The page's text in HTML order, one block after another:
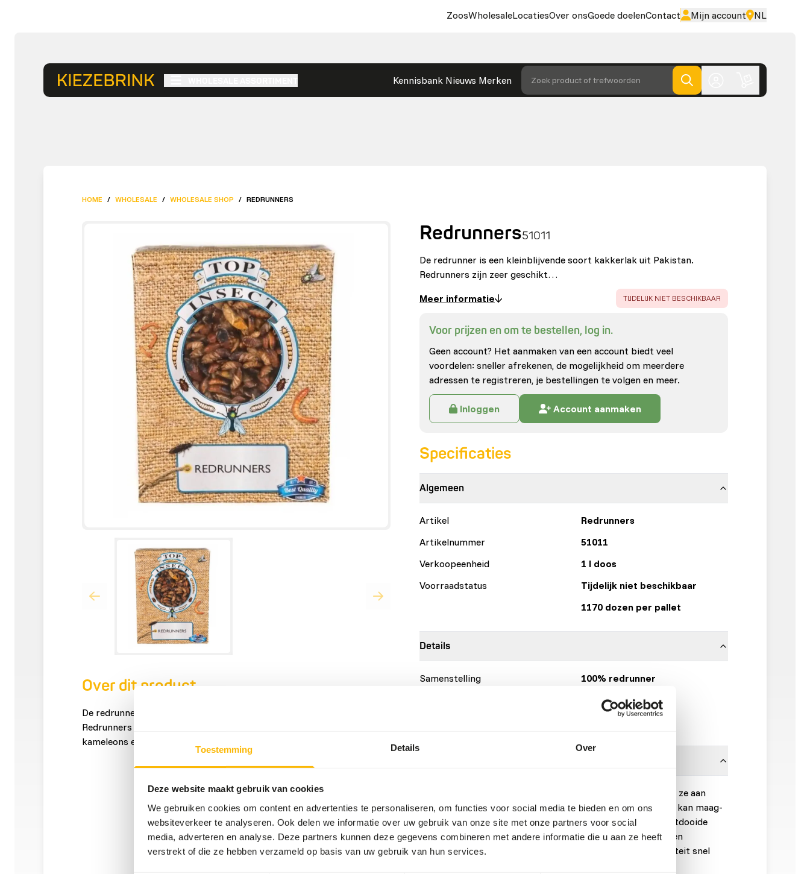
Toestemming Details Over
Deze website maakt gebruik van cookies
We gebruiken cookies om content en advertenties te personaliseren, om functies voor social media te bieden en om ons
websiteverkeer te analyseren. Ook delen we informatie over uw gebruik van onze site met onze partners voor social
media, adverteren en analyse. Deze partners kunnen deze gegevens combineren met andere informatie die u aan ze heeft
verstrekt of die ze hebben verzameld op basis van uw gebruik van hun services.
ZoosWholesaleLocatiesOver onsGoede doelenContact Mijn account NL
Kennisbank Nieuws Merken Zoek product of trefwoorden
HOME / WHOLESALE / WHOLESALE SHOP / REDRUNNERS
Over dit product
De redrunner is een kleinblijvende soort kakkerlak uit Pakistan.
Redrunners zijn zeer geschikt voedsel voor bijvoorbeeld baardagamen,
kameleons en gekko's.
Redrunners51011
De redrunner is een kleinblijvende soort kakkerlak uit Pakistan.
Redrunners zijn zeer geschikt…
Meer informatie
ERROR :
TIJDELIJK NIET BESCHIKBAAR
Voor prijzen en om te bestellen, log in.
Geen account? Het aanmaken van een account biedt veel
voordelen: sneller afrekenen, de mogelijkheid om meerdere
adressen te registreren, je bestellingen te volgen en meer.
Inloggen Account aanmaken
Specificaties
Algemeen
Artikel
Redrunners
Artikelnummer
51011
Verkoopeenheid
1 l doos
Voorraadstatus
Tijdelijk niet beschikbaar
1170 dozen per pallet
Details
Samenstelling
100% redrunner
Topinsect
Topinsect-insecten moeten altijd ontdooid worden voordat ze aan
dieren worden aangeboden. Een insect dat nog bevroren is, kan maag-
of darmkrampen veroorzaken. Bied een dier nooit meer ontdooide
insecten aan dan het kan eten. Als er te veel insecten worden
aangeboden, zullen ze niet worden gegeten en zal hun kwaliteit snel